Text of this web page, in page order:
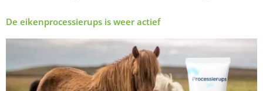
De eikenprocessierups is weer actief